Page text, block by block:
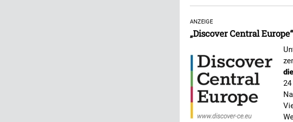
ANZEIGE
„Discover Central